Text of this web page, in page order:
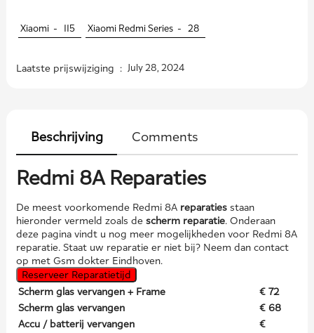
Xiaomi - 115 Xiaomi Redmi Series - 28
Laatste prijswijziging : July 28, 2024
Beschrijving Comments
Redmi 8A Reparaties
De meest voorkomende Redmi 8A reparatiesstaan
hieronder vermeld zoals de scherm reparatie. Onderaan
deze pagina vindt u nog meer mogelijkheden voor Redmi 8A
reparatie. Staat uw reparatie er niet bij? Neem dan contact
op met Gsm dokter Eindhoven.
Reserveer Reparatietijd
Scherm glas vervangen + Frame
€ 72
Scherm glas vervangen
€ 68
Accu / batterij vervangen
€